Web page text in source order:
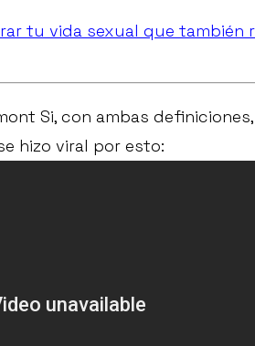
tu vida sexual que también
Si, con ambas
hizo viral por esto: